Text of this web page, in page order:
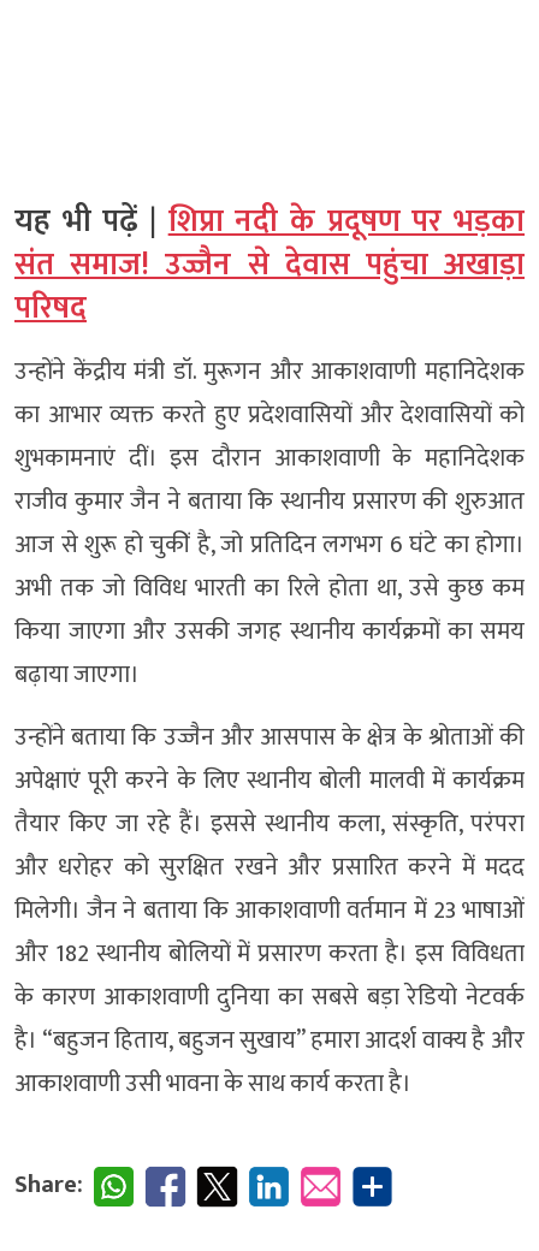
यह भी पढ़ें |शिप्रा नदी के प्रदूषण पर भड़का
संत समाज! उज्जैन से देवास पहुंचा अखाड़ा
परिषद
उन्होंने केंद्रीय मंत्री डॉ. मुरूगन और आकाशवाणी महानिदेशक
का आभार व्यक्त करते हुए प्रदेशवासियों और देशवासियों को
शुभकामनाएं दीं। इस दौरान आकाशवाणी के महानिदेशक
राजीव कुमार जैन ने बताया कि स्थानीय प्रसारण की शुरुआत
आज से शुरू हो चुकीं है, जो प्रतिदिन लगभग 6 घंटे का होगा।
अभी तक जो विविध भारती का रिले होता था, उसे कुछ कम
किया जाएगा और उसकी जगह स्थानीय कार्यक्रमों का समय
बढ़ाया जाएगा।
उन्होंने बताया कि उज्जैन और आसपास के क्षेत्र के श्रोताओं की
अपेक्षाएं पूरी करने के लिए स्थानीय बोली मालवी में कार्यक्रम
तैयार किए जा रहे हैं। इससे स्थानीय कला, संस्कृति, परंपरा
और धरोहर को सुरक्षित रखने और प्रसारित करने में मदद
मिलेगी। जैन ने बताया कि आकाशवाणी वर्तमान में 23 भाषाओं
और 182 स्थानीय बोलियों में प्रसारण करता है। इस विविधता
के कारण आकाशवाणी दुनिया का सबसे बड़ा रेडियो नेटवर्क
है। “बहुजन हिताय, बहुजन सुखाय” हमारा आदर्श वाक्य है और
आकाशवाणी उसी भावना के साथ कार्य करता है।
Share: